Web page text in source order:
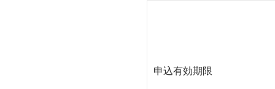
申込有効期限